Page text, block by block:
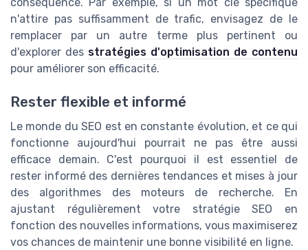
n'attire pas suffisamment de trafic, envisagez de le
remplacer par un autre terme plus pertinent ou
d'explorer des stratégies d'optimisation de contenu
pour améliorer son efficacité.
Rester flexible et informé
Le monde du SEO est en constante évolution, et ce qui
fonctionne aujourd'hui pourrait ne pas être aussi
efficace demain. C'est pourquoi il est essentiel de
rester informé des dernières tendances et mises à jour
des algorithmes des moteurs de recherche. En
ajustant régulièrement votre stratégie SEO en
fonction des nouvelles informations, vous maximiserez
vos chances de maintenir une bonne visibilité en ligne.